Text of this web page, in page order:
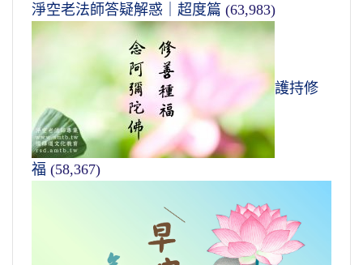
淨空老法師答疑解惑｜超度篇 (63,983)
護持修
福 (58,367)